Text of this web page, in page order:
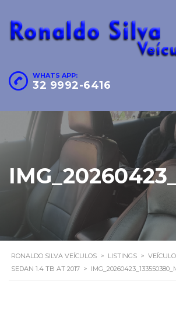
WHATS APP:
32 9992-6416
RONALDO SILVA VEÍCULOS > LISTINGS >
SEDAN 1.4 TB AT 2017 >